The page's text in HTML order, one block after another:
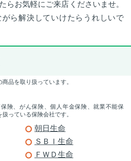
らお気軽にご来店くださいませ。
ら解決していけたらうれしいで
品を取り扱っています。
険、がん保険、個人年金保険、就業不能保
っている保険会社です。
朝日生命
ＳＢＩ生命
ＦＷＤ生命